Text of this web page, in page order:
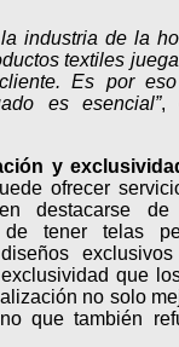
industria de la
textiles
Es por
es esencial”,
y
ofrecer
destacarse
de tener telas
que
no solo
que también